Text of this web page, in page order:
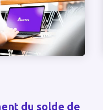
du solde de